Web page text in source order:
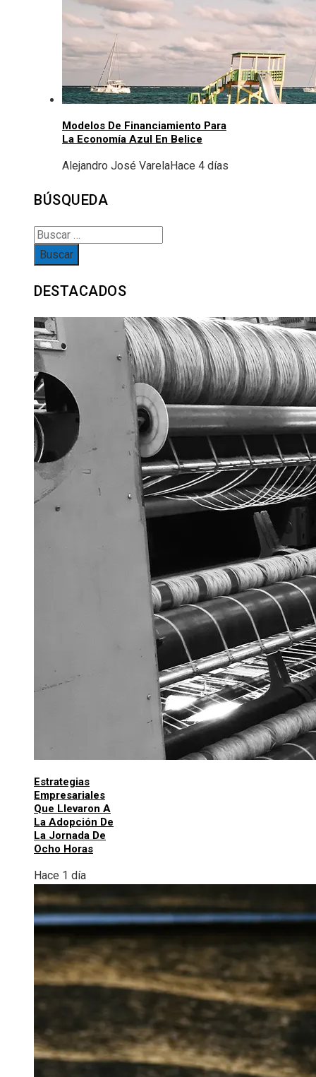
Modelos De Financiamiento Para
La Economía Azul En Belice
Alejandro José VarelaHace 4 días
BÚSQUEDA
Buscar:
DESTACADOS
Estrategias
Empresariales
Que Llevaron A
La Adopción De
La Jornada De
Ocho Horas
Hace 1 día